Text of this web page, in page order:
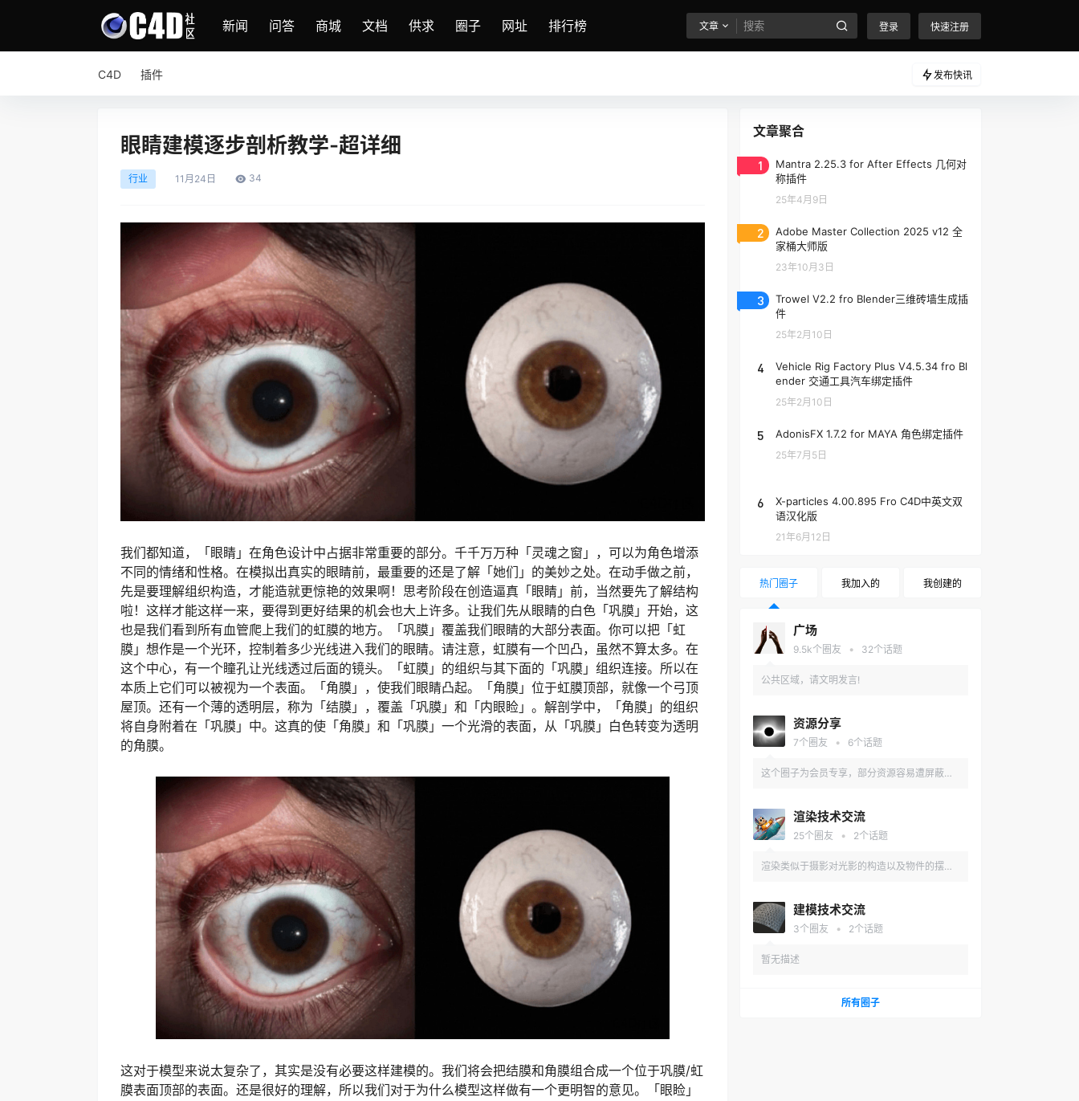
新闻 问答 商城 文档 供求 圈子 网址 排行榜 文章 登录 快速注册
C4D 插件 发布快讯
眼睛建模逐步剖析教学-超详细
行业 11月 24日 34
我们都知道，「眼睛」在角色设计中占据非常重要的部分。千千万万种「灵魂之窗」，可以为角色增添
不同的情绪和性格。在模拟出真实的眼睛前，最重要的还是了解「她们」的美妙之处。在动手做之前，
先是要理解组织构造，才能造就更惊艳的效果啊！思考阶段在创造逼真「眼睛」前，当然要先了解结构
啦！这样才能这样一来，要得到更好结果的机会也大上许多。让我们先从眼睛的白色「巩膜」开始，这
也是我们看到所有血管爬上我们的虹膜的地方。「巩膜」覆盖我们眼睛的大部分表面。你可以把「虹
膜」想作是一个光环，控制着多少光线进入我们的眼睛。请注意，虹膜有一个凹凸，虽然不算太多。在
这个中心，有一个瞳孔让光线透过后面的镜头。「虹膜」的组织与其下面的「巩膜」组织连接。所以在
本质上它们可以被视为一个表面。「角膜」，使我们眼睛凸起。「角膜」位于虹膜顶部，就像一个弓顶
屋顶。还有一个薄的透明层，称为「结膜」，覆盖「巩膜」和「内眼睑」。解剖学中，「角膜」的组织
将自身附着在「巩膜」中。这真的使「角膜」和「巩膜」一个光滑的表面，从「巩膜」白色转变为透明
的角膜。
这对于模型来说太复杂了，其实是没有必要这样建模的。我们将会把结膜和角膜组合成一个位于巩膜/虹
膜表面顶部的表面。还是很好的理解，所以我们对于为什么模型这样做有一个更明智的意见。「眼睑」
文章聚合
1
Mantra 2.25.3 for After Effects 几何对
称插件
25年4月9日
2
Adobe Master Collection 2025 v12 全
家桶大师版
23年10月3日
3
Trowel V2.2 fro Blender三维砖墙生成插
件
25年2月10日
4
Vehicle Rig Factory Plus V4.5.34 fro Bl
ender 交通工具汽车绑定插件
25年2月10日
5 AdonisFX 1.7.2 for MAYA 角色绑定插件
25年7月5日
6
X-particles 4.00.895 Fro C4D中英文双
语汉化版
21年6月12日
热门圈子 我加入的 我创建的
广场
9.5k个圈友 • 32个话题
公共区域，请文明发言!
资源分享
7个圈友 • 6个话题
这个圈子为会员专享，部分资源容易遭屏蔽，
渲染技术交流
25个圈友 • 2个话题
渲染类似于摄影对光影的构造以及物件的摆放
的理解，好的见解你也可以使用本站的付费通
道。
建模技术交流
3个圈友 • 2个话题
暂无描述
所有圈子